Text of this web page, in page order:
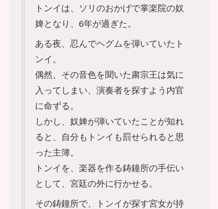
トンイは、ソリのおかげで掌楽院の奴
婢となり、6年が過ぎた。
ある夜、忍んでヘグムを弾いていたト
ンイ。
偶然、その音色を聞いた粛宗王は気に
入ってしまい、演奏者を探すよう内官
に命ずる。
しかし、奴婢が弾いていたことが知れ
ると、自分もトンイも罰せられると思
った主簿。
トンイを、楽器を作る鋳鐘所の手伝い
として、宮廷の外に行かせる。
その鋳鐘所で、トンイが探す宮女が持